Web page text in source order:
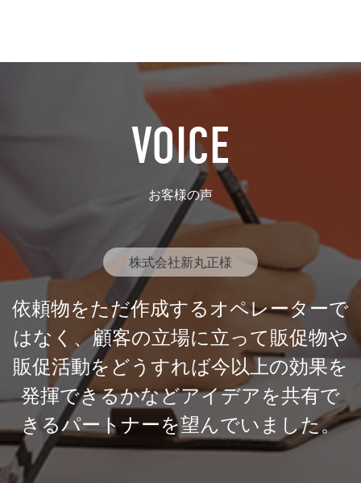
VOICE
お客様の声
株式会社新丸正様
依頼物をただ作成するオペレーターで
はなく、顧客の立場に立って販促物や
販促活動をどうすれば今以上の効果を
発揮できるかなどアイデアを共有で
きるパートナーを望んでいました。